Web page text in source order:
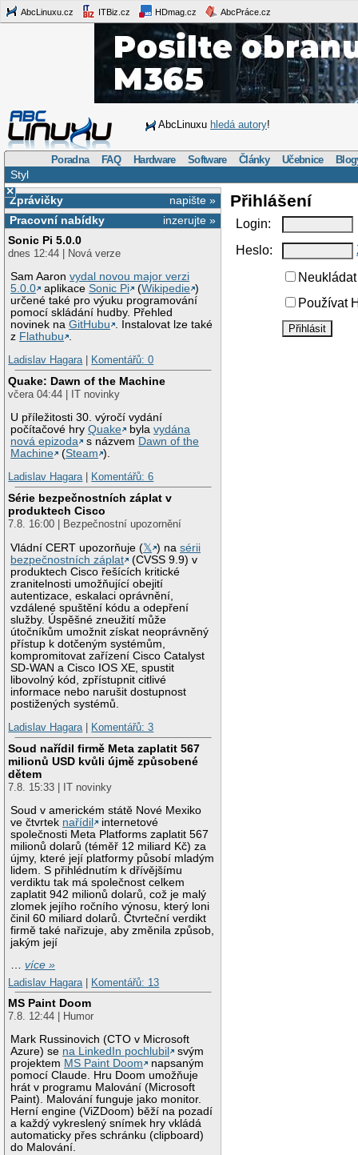
AbcLinuxu.cz ITBiz.cz HDmag.cz AbcPráce.cz
AbcLinuxu hledá autory!
Poradna FAQ Hardware Software Články Učebnice
Styl
×
napište »
Zprávičky
inzerujte »
Pracovní nabídky
Sonic Pi 5.0.0
dnes 12:44 | Nová verze
Sam Aaronvydal novou major verzi
5.0.0
aplikaceSonic Pi (Wikipedie )
určené také pro výuku programování
pomocí skládání hudby. Přehled
novinek naGitHubu
. Instalovat lze také
z Flathubu
Ladislav Hagara| Komentářů: 0
Quake: Dawn of the Machine
včera 04:44 | IT novinky
U příležitosti 30. výročí vydání
počítačové hryQuake bylavydána
nová epizoda
s názvem Dawn of the
Machine
(Steam ).
Ladislav Hagara| Komentářů: 6
Série bezpečnostních záplat v
produktech Cisco
7.8. 16:00 | Bezpečnostní upozornění
Vládní CERT upozorňuje (𝕏 ) nasérii
bezpečnostních záplat
(CVSS 9.9) v
produktech Cisco řešících kritické
zranitelnosti umožňující obejití
autentizace, eskalaci oprávnění,
vzdálené spuštění kódu a odepření
služby. Úspěšné zneužití může
útočníkům umožnit získat neoprávněný
přístup k dotčeným systémům,
kompromitovat zařízení Cisco Catalyst
SD-WAN a Cisco IOS XE, spustit
libovolný kód, zpřístupnit citlivé
informace nebo narušit dostupnost
postižených systémů.
Ladislav Hagara| Komentářů: 3
Soud nařídil firmě Meta zaplatit 567
milionů USD kvůli újmě způsobené
dětem
7.8. 15:33 | IT novinky
Soud v americkém státě Nové Mexiko
ve čtvrtek nařídil
internetové
společnosti Meta Platforms zaplatit 567
milionů dolarů (téměř 12 miliard Kč) za
újmy, které její platformy působí mladým
lidem. S přihlédnutím k dřívějšímu
verdiktu tak má společnost celkem
zaplatit 942 milionů dolarů, což je malý
zlomek jejího ročního výnosu, který loni
činil 60 miliard dolarů. Čtvrteční verdikt
firmě také nařizuje, aby změnila způsob,
jakým její
…více »
Ladislav Hagara
Komentářů: 13
MS Paint Doom
7.8. 12:44 | Humor
Mark Russinovich (CTO v Microsoft
Azure) se na LinkedIn pochlubil
svým
projektem MS Paint Doom
napsaným
pomocí Claude. Hru Doom umožňuje
hrát v programu Malování (Microsoft
Paint). Malování funguje jako monitor.
Herní engine (ViZDoom) běží na pozadí
a každý vykreslený snímek hry vkládá
automaticky přes schránku (clipboard)
do Malování.
Přihlášení
Login:
Heslo:
Používat